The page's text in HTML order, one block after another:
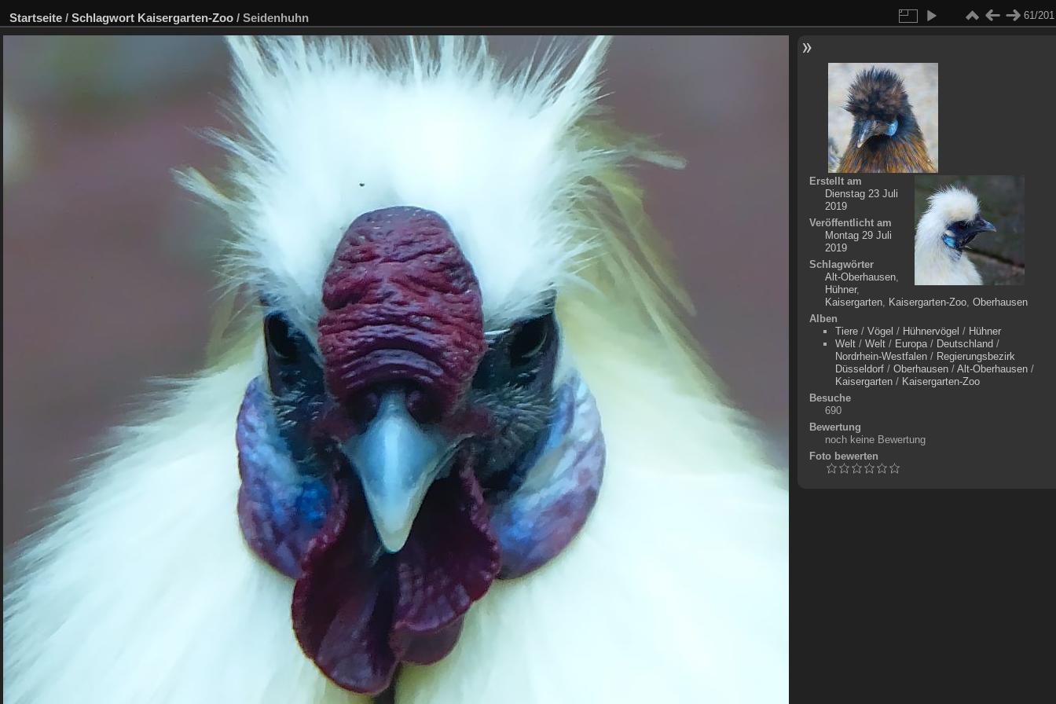
Startseite / Schlagwort Kaisergarten-Zoo / Seidenhuhn 61/201
Erstellt am
Dienstag 23 Juli
2019
Veröffentlicht am
Montag 29 Juli
2019
Schlagwörter
Alt-Oberhausen,
Hühner,
Kaisergarten, Kaisergarten-Zoo, Oberhausen
Alben
Tiere/ Vögel / Hühnervögel / Hühner
Welt/ Welt/ Europa/ Deutschland /
Nordrhein-Westfalen/ Regierungsbezirk
Düsseldorf/ Oberhausen/ Alt-Oberhausen/
Kaisergarten/ Kaisergarten-Zoo
Besuche
690
Bewertung
noch keine Bewertung
Foto bewerten